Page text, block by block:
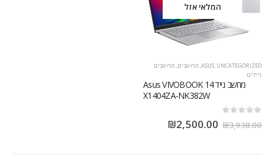
המלאי אזל
ASUS UNCATEGORIZED מחשבים מחשבים
ניידים
מחשב נייד Asus VIVOBOOK 14
X1404ZA-NK382W
₪3,938.00
₪2,500.00